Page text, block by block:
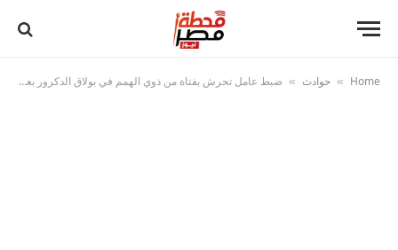
Home
» حوادث » ضبط عامل تحرش بفتاة من ذوي الهمم في بولاق الدكرور بعد تداول فيديو الواقعة